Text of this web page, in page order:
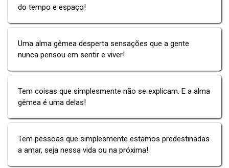
do tempo e espaço!
Uma alma gêmea desperta sensações que a gente
nunca pensou em sentir e viver!
Tem coisas que simplesmente não se explicam. E a alma
gêmea é uma delas!
Tem pessoas que simplesmente estamos predestinadas
a amar, seja nessa vida ou na próxima!